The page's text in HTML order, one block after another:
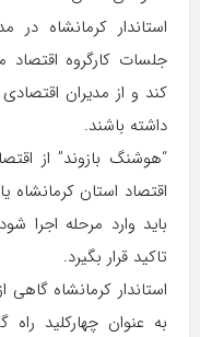
استاندار کرمانشاه
جلسات کارگروه
کند و از مدیران
داشته باشند.
“هوشنگ بازوند” از
اقتصاد استان
باید وارد مرحله اجرا
تاکید قرار بگیرد.
به عنوان چهارکلید